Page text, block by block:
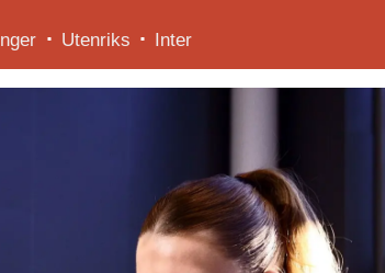
Utenriks Inter